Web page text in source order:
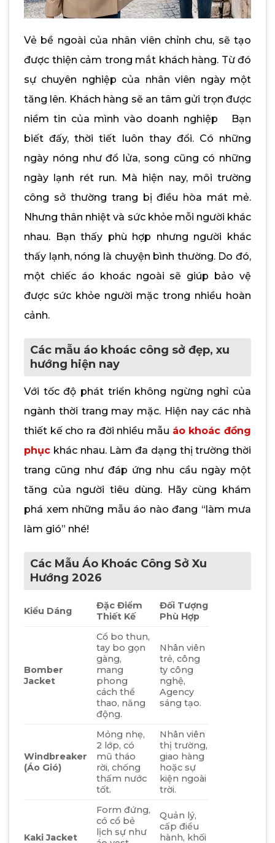
Vẻ bề ngoài của nhân viên chỉnh chu, sẽ tạo
được thiện cảm trong mắt khách hàng. Từ đó
sự chuyên nghiệp của nhân viên ngày một
tăng lên. Khách hàng sẽ an tâm gửi trọn được
niềm tin của mình vào doanh nghiệp Bạn
biết đấy, thời tiết luôn thay đổi. Có những
ngày nóng như đổ lửa, song cũng có những
ngày lạnh rét run. Mà hiện nay, môi trường
công sở thường trang bị điều hòa mát mẻ.
Nhưng thân nhiệt và sức khỏe mỗi người khác
nhau. Bạn thấy phù hợp nhưng người khác
thấy lạnh, nóng là chuyện bình thường. Do đó,
một chiếc áo khoác ngoài sẽ giúp bảo vệ
được sức khỏe người mặc trong nhiều hoàn
cảnh.
Các mẫu áo khoác công sở đẹp, xu
hướng hiện nay
Với tốc độ phát triển không ngừng nghỉ của
ngành thời trang may mặc. Hiện nay các nhà
thiết kế cho ra đời nhiều mẫu áo khoác đồng
phục khác nhau. Làm đa dạng thị trường thời
trang cũng như đáp ứng nhu cầu ngày một
tăng của người tiêu dùng. Hãy cùng khám
phá xem những mẫu áo nào đang “làm mưa
làm gió” nhé!
Các Mẫu Áo Khoác Công Sở Xu
Hướng 2026
Kiểu Dáng
Đặc Điểm
Thiết Kế
Đối Tượng
Phù Hợp
Bomber
Jacket
Cổ bo thun,
tay bo gọn
gàng,
mang
phong
cách thể
thao, năng
động.
Nhân viên
trẻ, công
ty công
nghệ,
Agency
sáng tạo.
Windbreaker
(Áo Gió)
Mỏng nhẹ,
2 lớp, có
mũ tháo
rời, chống
thấm nước
tốt.
Nhân viên
thị trường,
giao hàng
hoặc sự
kiện ngoài
trời.
Kaki Jacket
Form đứng,
có cổ bẻ
lịch sự như
Quản lý,
cấp điều
hành, khối